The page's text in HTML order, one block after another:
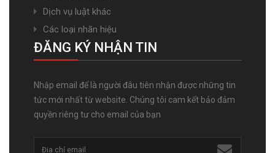
Dịch vụ luật khác
Các loại nhãn hiệu
ĐĂNG KÝ NHẬN TIN
Nhập email để là người đâu tiên nhận được những tin
tức mới nhất từ website. Chúng tôi cam kết bảo đảm
quyền riêng tư cho email của bạn